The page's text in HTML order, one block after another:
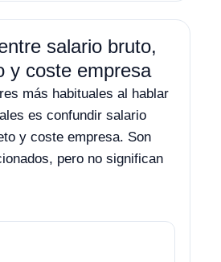
salario bruto,
y coste empresa
más habituales al hablar
es confundir salario
y coste empresa. Son
pero no significan